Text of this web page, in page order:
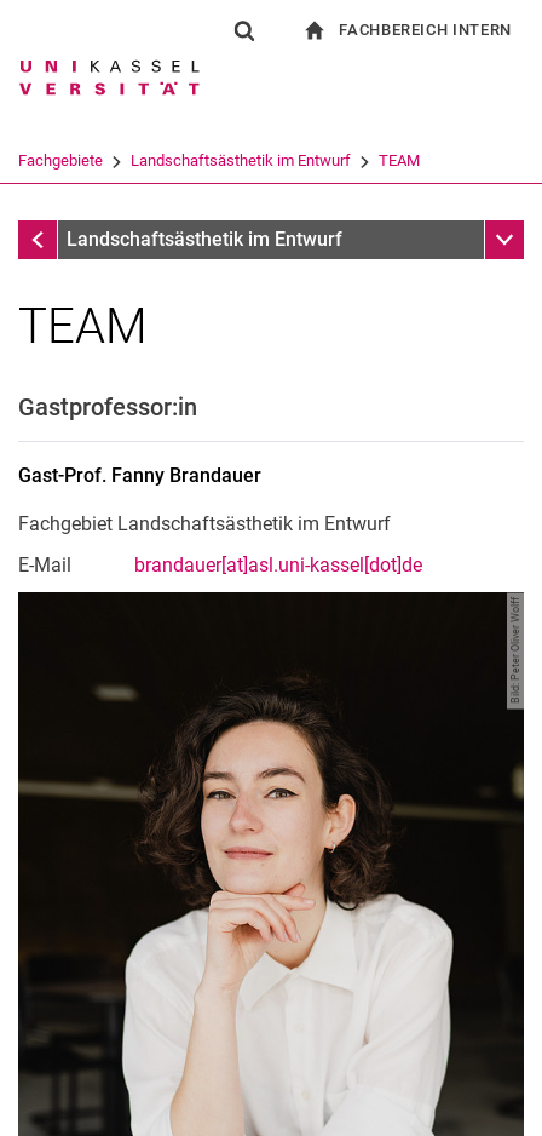
Springe direkt zu: Inhalt
Springe direkt zu: Suche
Springe direkt zu:
Suchbegriff
Suchen (öffnet externen Link in einem
FACHBEREICH INTERN
Fachgebiete Landschaftsästhetik im Entwurf TEAM
Fachgebiete
Landschaftsästhetik im Entwurf
TEAM
Gastprofessor:in
Gast-Prof. Fanny Brandauer
Fachgebiet Landschaftsästhetik im Entwurf
E-Mail
brandauer[at]asl.uni-kassel[dot]de
Bild: Peter Oliver Wolff